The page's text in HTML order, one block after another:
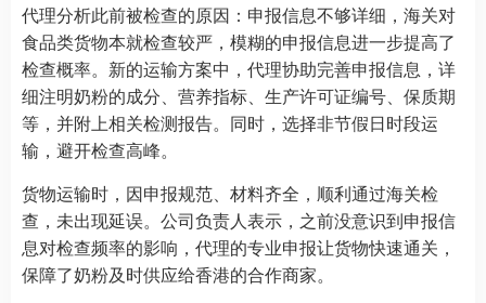
代理分析此前被检查的原因：申报信息不够详细，海关对
食品类货物本就检查较严，模糊的申报信息进一步提高了
检查概率。新的运输方案中，代理协助完善申报信息，详
细注明奶粉的成分、营养指标、生产许可证编号、保质期
等，并附上相关检测报告。同时，选择非节假日时段运
输，避开检查高峰。
货物运输时，因申报规范、材料齐全，顺利通过海关检
查，未出现延误。公司负责人表示，之前没意识到申报信
息对检查频率的影响，代理的专业申报让货物快速通关，
保障了奶粉及时供应给香港的合作商家。